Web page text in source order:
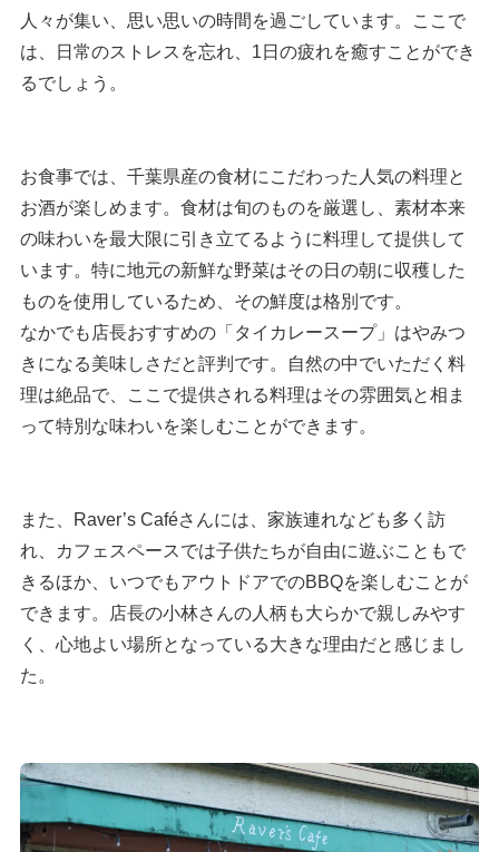
人々が集い、思い思いの時間を過ごしています。ここで
は、日常のストレスを忘れ、1日の疲れを癒すことができ
るでしょう。
お食事では、千葉県産の食材にこだわった人気の料理と
お酒が楽しめます。食材は旬のものを厳選し、素材本来
の味わいを最大限に引き立てるように料理して提供して
います。特に地元の新鮮な野菜はその日の朝に収穫した
ものを使用しているため、その鮮度は格別です。
なかでも店長おすすめの「タイカレースープ」はやみつ
きになる美味しさだと評判です。自然の中でいただく料
理は絶品で、ここで提供される料理はその雰囲気と相ま
って特別な味わいを楽しむことができます。
また、Raver’s Caféさんには、家族連れなども多く訪
れ、カフェスペースでは子供たちが自由に遊ぶこともで
きるほか、いつでもアウトドアでのBBQを楽しむことが
できます。店長の小林さんの人柄も大らかで親しみやす
く、心地よい場所となっている大きな理由だと感じまし
た。